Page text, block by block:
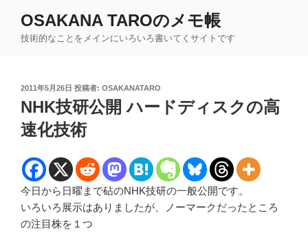
OSAKANA TAROのメモ帳
技術的なことをメインにいろいろ書いてくサイトです
投
稿
日:
2011年5月26日 投稿者: OSAKANATARO
NHK技研公開 ハードディスクの高
速化技術
今日から日曜まで砧のNHK技研の一般公開です。
いろいろ展示はありましたが、ノーマークだったところ
の注目株を１つ